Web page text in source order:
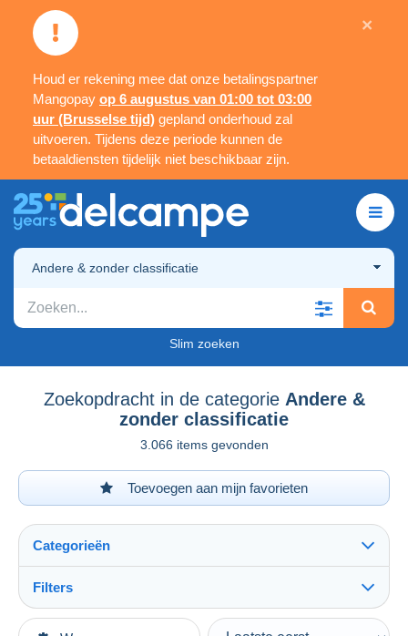
Houd er rekening mee dat onze betalingspartner
Mangopay op 6 augustus van 01:00 tot 03:00
uur (Brusselse tijd) gepland onderhoud zal
uitvoeren. Tijdens deze periode kunnen de
betaaldiensten tijdelijk niet beschikbaar zijn.
×
Andere & zonder classificatie
Slim zoeken
Zoekopdracht in de categorie Andere &
zonder classificatie
3.066 items gevonden
Toevoegen aan mijn favorieten
Categorieën
Filters
Type verkopen